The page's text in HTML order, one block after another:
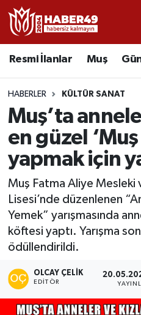
Resmi İlanlar Muş
HABERLER KÜLTÜR SANAT
Muş’ta
en güzel
yapmak için
Muş Fatma Aliye Mesleki
Lisesi’nde düzenlenen
Yemek” yarışmasında
köftesi yaptı. Yarışma
ödüllendirildi.
OLCAY ÇELIK
EDITÖR
Resmi İlanlar
Asayiş
Bölge
Eğitim
Ekonomi
Sağlık
Gündem
Uşak Nöbetçi
Uşak Hava Durumu
Uşak Namaz Vakitleri
Uşak Trafik Yoğunluk
TFF 2.Lig Kırmızı
Tüm Manşetler
Son Dakika Haberleri